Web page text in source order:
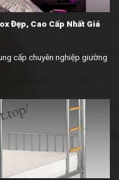
Đẹp, Cao Cấp Nhất Giá
cấp chuyên nghiệp giường